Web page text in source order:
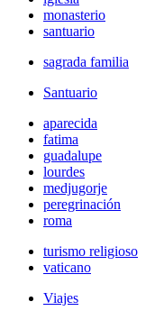
monasterio
santuario
sagrada familia
Santuario
aparecida
fatima
guadalupe
lourdes
medjugorje
peregrinación
roma
turismo religioso
vaticano
Viajes